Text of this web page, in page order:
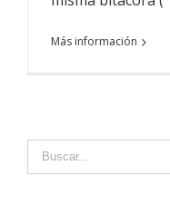
Más información